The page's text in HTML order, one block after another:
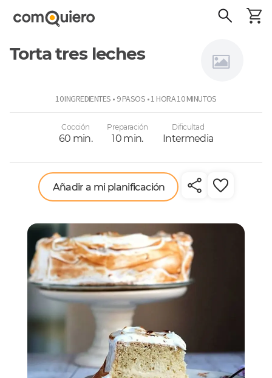
Torta tres leches
10 INGREDIENTES • 9 PASOS • 1 HORA 10 MINUTOS
Cocción
60 min.
Preparación
10 min.
Dificultad
Intermedia
Añadir a mi planificación